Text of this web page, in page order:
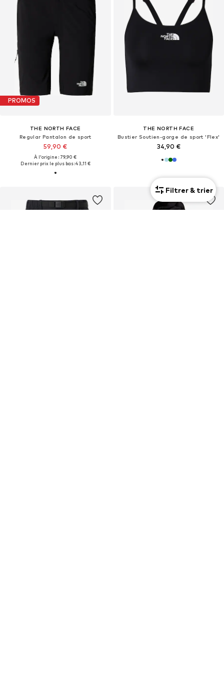
PROMOS
THE NORTH FACE
Regular Pantalon de sport
59,90 €
À l'origine : 79,90 €
Dernier prix le plus bas :43,11 €
THE NORTH FACE
Bustier Soutien-gorge de sport 'Flex'
34,90 €
Filtrer & trier